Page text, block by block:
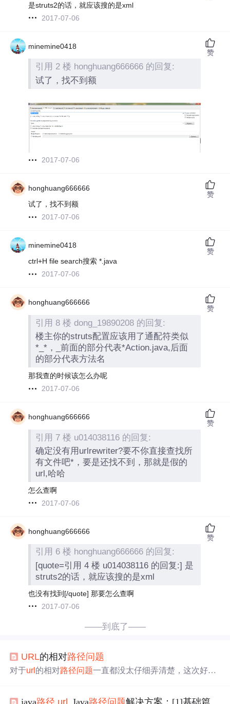
是struts2的话，就应该搜的是xml
2017-07-06
minemine0418
引用 2 楼 honghuang666666 的回复:
试了，找不到额
2017-07-06
赞
honghuang666666
试了，找不到额
2017-07-06
赞
minemine0418
ctrl+H file search搜索 *.java
2017-07-06
赞
honghuang666666
引用 8 楼 dong_19890208 的回复:
楼主你的struts配置应该用了通配符类似
*_*，_前面的部分代表*Action.java,后面
的部分代表方法名
那我查的时候该怎么办呢
2017-07-06
赞
honghuang666666
引用 7 楼 u014038116 的回复:
确定没有用urlrewriter?要不你直接查找所
有文件吧*，要是还找不到，那就是假的
url,哈哈
怎么查啊
2017-07-06
赞
honghuang666666
引用 6 楼 honghuang666666 的回复:
[quote=引用 4 楼 u014038116 的回复:] 是
struts2的话，就应该搜的是xml
也没有找到[/quote] 那要怎么查啊
2017-07-06
赞
——到底了——
URL的相对路径问题
对于url 的相对路径问题一直都没太仔细弄清楚，这次好好
java路径 url _Java路径问题解决方案：[1]基础篇